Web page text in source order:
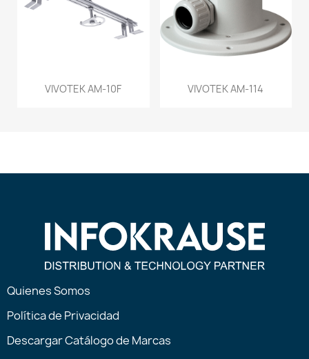
VIVOTEK AM-10F VIVOTEK AM-114
Quienes Somos
Política de Privacidad
Descargar Catálogo de Marcas